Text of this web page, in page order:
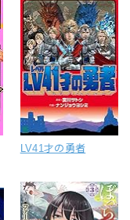
LV41才の勇者